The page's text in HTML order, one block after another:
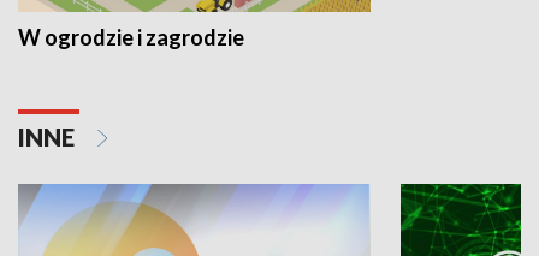
W ogrodzie i zagrodzie
INNE